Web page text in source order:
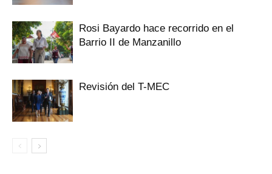
Rosi Bayardo hace recorrido en el
Barrio II de Manzanillo
Revisión del T-MEC